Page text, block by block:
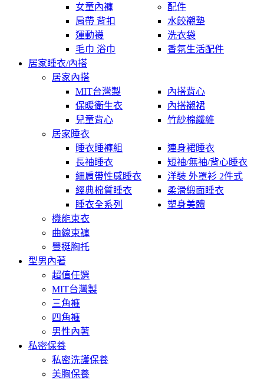
女童內褲
配件
肩帶 背扣
水餃襯墊
運動襪
洗衣袋
毛巾 浴巾
香氛生活配件
居家睡衣/內搭
居家內搭
MIT台灣製
內搭背心
保暖衛生衣
內搭襯裙
兒童背心
竹紗棉纖維
居家睡衣
睡衣睡褲組
連身裙睡衣
長袖睡衣
短袖/無袖/背心睡衣
細肩帶性感睡衣
洋裝 外罩衫 2件式
經典棉質睡衣
柔滑緞面睡衣
睡衣全系列
塑身美體
機能束衣
曲線束褲
豐挺胸托
型男內著
超值任選
MIT台灣製
三角褲
四角褲
男性內著
私密保養
私密洗護保養
美胸保養